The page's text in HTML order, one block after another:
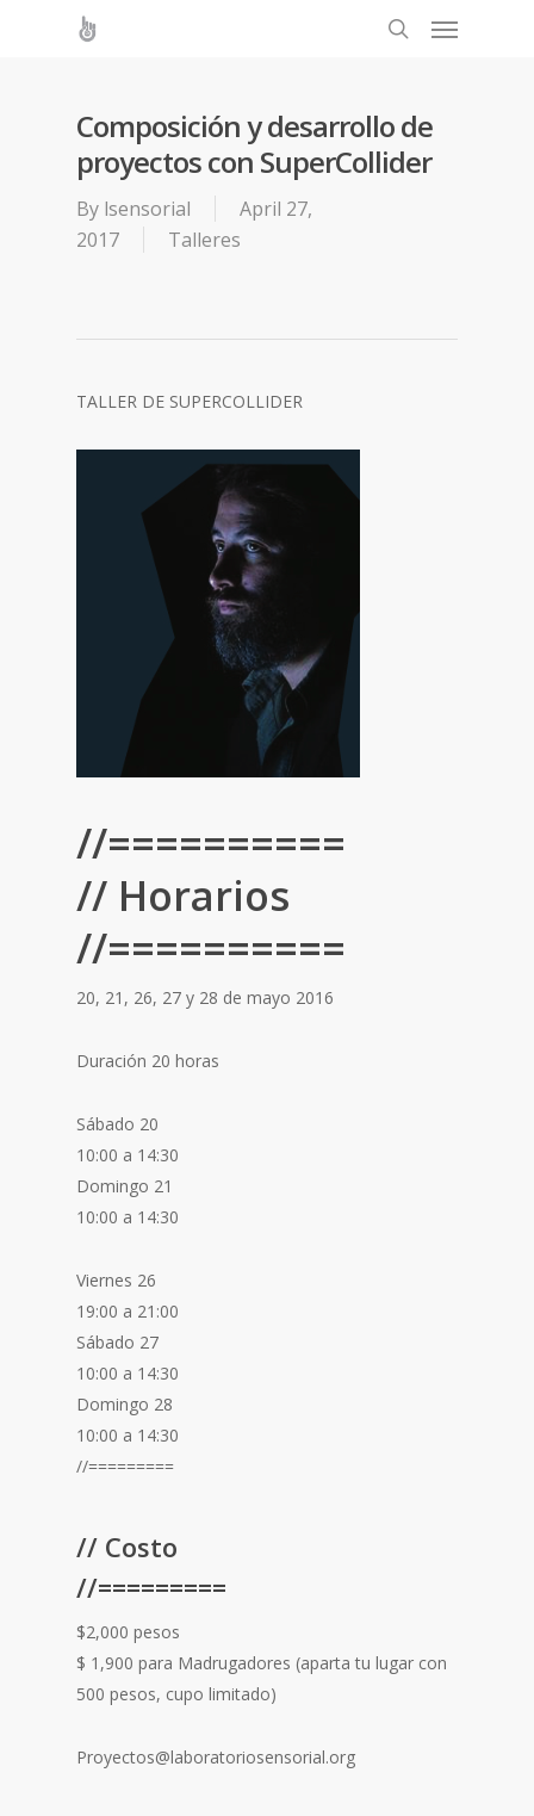
Composición y desarrollo de
proyectos con SuperCollider
By lsensorial
April 27,
2017
Talleres
TALLER DE SUPERCOLLIDER
//==========
// Horarios
//==========
20, 21, 26, 27 y 28 de mayo 2016
Duración 20 horas
Sábado 20
10:00 a 14:30
Domingo 21
10:00 a 14:30
Viernes 26
19:00 a 21:00
Sábado 27
10:00 a 14:30
Domingo 28
10:00 a 14:30
//=========
// Costo
//=========
$2,000 pesos
$ 1,900 para Madrugadores (aparta tu lugar con
500 pesos, cupo limitado)
Proyectos@laboratoriosensorial.org